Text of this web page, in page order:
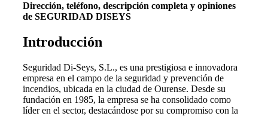
Dirección, teléfono, descripción completa y opiniones
de SEGURIDAD DISEYS
Introducción
Seguridad Di-Seys, S.L., es una prestigiosa e innovadora
empresa en el campo de la seguridad y prevención de
incendios, ubicada en la ciudad de Ourense. Desde su
fundación en 1985, la empresa se ha consolidado como
líder en el sector, destacándose por su compromiso con la